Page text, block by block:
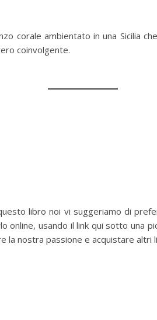
corale ambientato in una Sicilia
coinvolgente.
libro noi vi suggeriamo di
usando il link qui sotto una
nostra passione e acquistare altri